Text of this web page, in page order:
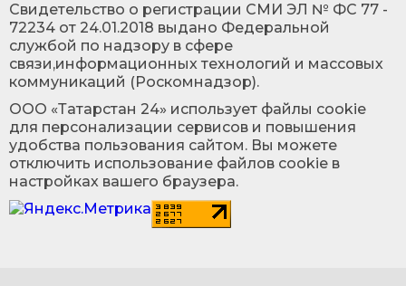
Cвидетельство о регистрации СМИ ЭЛ № ФС 77 -
72234 от 24.01.2018 выдано Федеральной
службой по надзору в сфере
связи,информационных технологий и массовых
коммуникаций (Роскомнадзор).
ООО «Татарстан 24» использует файлы cookie
для персонализации сервисов и повышения
удобства пользования сайтом. Вы можете
отключить использование файлов cookie в
настройках вашего браузера.